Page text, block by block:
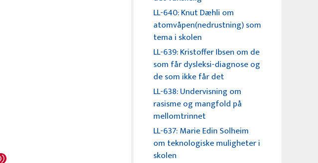
LL-640: Knut Dæhli om
atomvåpen(nedrustning) som
tema i skolen
LL-639: Kristoffer Ibsen om de
som får dysleksi-diagnose og
de som ikke får det
LL-638: Undervisning om
rasisme og mangfold på
mellomtrinnet
LL-637: Marie Edin Solheim
om teknologiske muligheter i
skolen